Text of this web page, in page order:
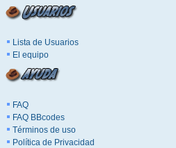
Lista de Usuarios
El equipo
FAQ
FAQ BBcodes
Términos de uso
Política de Privacidad